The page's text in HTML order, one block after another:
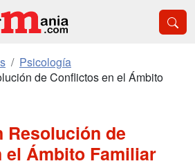
Psicología
de Conflictos en el Ámbito
Resolución de
el Ámbito Familiar